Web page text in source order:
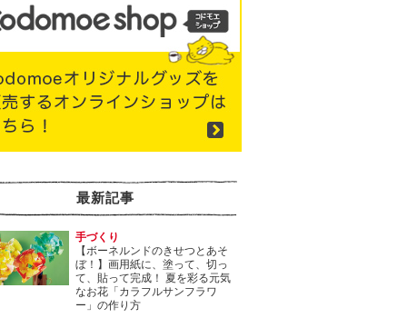
最新記事
手づくり
【ボーネルンドのきせつとあそ
ぼ！】画用紙に、塗って、切っ
て、貼って完成！ 夏を彩る元気
なお花「カラフルサンフラワ
ー」の作り方